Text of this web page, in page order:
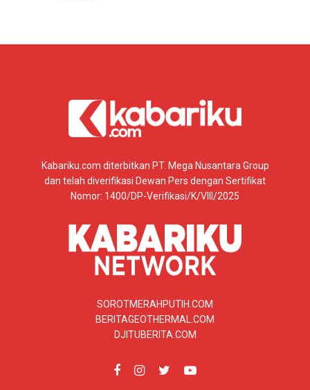
Kabariku.com diterbitkan PT. Mega Nusantara Group
dan telah diverifikasi Dewan Pers dengan Sertifikat
Nomor: 1400/DP-Verifikasi/K/VIII/2025
SOROTMERAHPUTIH.COM
BERITAGEOTHERMAL.COM
DJITUBERITA.COM